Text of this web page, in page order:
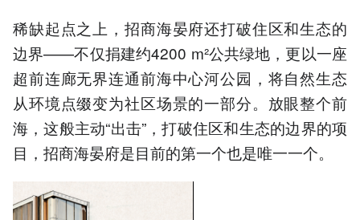
稀缺起点之上，招商海晏府还打破住区和生态的
边界——不仅捐建约4200 m²公共绿地，更以一座
超前连廊无界连通前海中心河公园，将自然生态
从环境点缀变为社区场景的一部分。放眼整个前
海，这般主动“出击”，打破住区和生态的边界的项
目，招商海晏府是目前的第一个也是唯一一个。